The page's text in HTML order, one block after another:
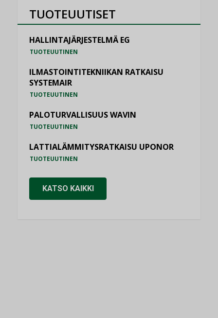
TUOTEUUTISET
HALLINTAJÄRJESTELMÄ EG
TUOTEUUTINEN
ILMASTOINTITEKNIIKAN RATKAISU
SYSTEMAIR
TUOTEUUTINEN
PALOTURVALLISUUS WAVIN
TUOTEUUTINEN
LATTIALÄMMITYSRATKAISU UPONOR
TUOTEUUTINEN
KATSO KAIKKI